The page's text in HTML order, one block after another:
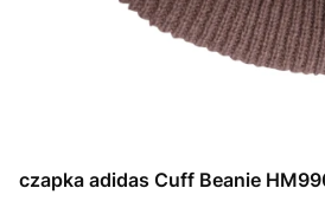
czapka adidas Cuff Beanie